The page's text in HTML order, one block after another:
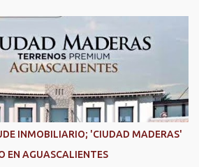
de emergencias. Este encuentro
nacionales e internacionales y
de seguridad para intercambiar
tendencias más avanzadas en la
Michelle Olmos Álvarez, señaló que este
de la capacidad operativa, la
de vanguardia y los modelos
institucional que distinguen al C5i de
como un referente nacional en
INMOBILIARIO; 'CIUDAD MADERAS'
EN AGUASCALIENTES